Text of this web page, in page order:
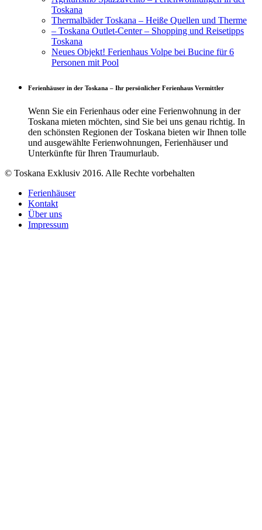
Toskana
Thermalbäder Toskana – Heiße Quellen und Therme
– Toskana Outlet-Center – Shopping und Reisetipps
Toskana
Neues Objekt! Ferienhaus Volpe bei Bucine für 6
Personen mit Pool
Ferienhäuser in der Toskana – Ihr persönlicher Ferienhaus Vermittler
Wenn Sie ein Ferienhaus oder eine Ferienwohnung in der
Toskana mieten möchten, sind Sie bei uns genau richtig. In
den schönsten Regionen der Toskana bieten wir Ihnen tolle
und ausgewählte Ferienwohnungen, Ferienhäuser und
Unterkünfte für Ihren Traumurlaub.
© Toskana Exklusiv 2016. Alle Rechte vorbehalten
Ferienhäuser
Kontakt
Über uns
Impressum